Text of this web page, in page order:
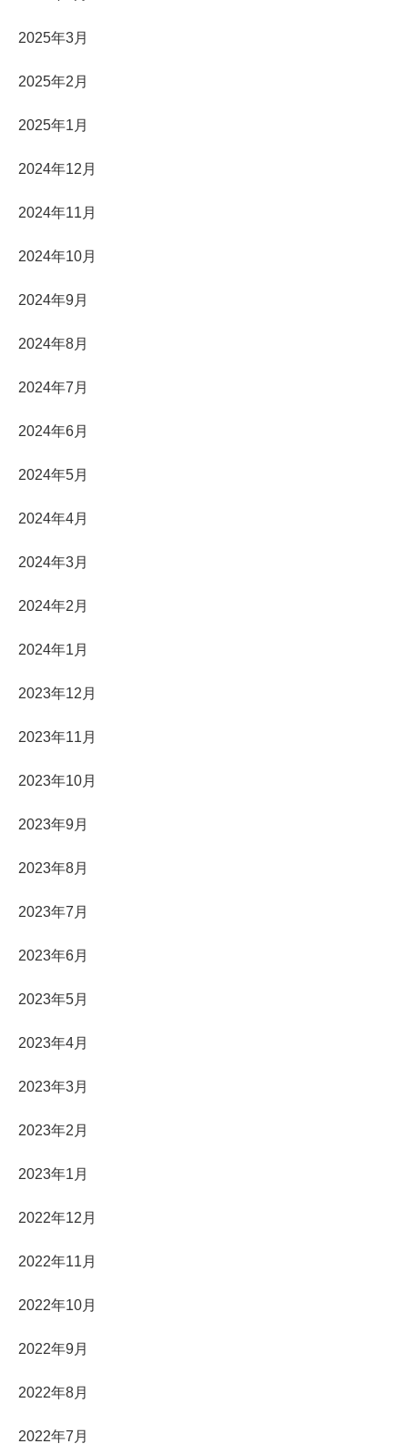
2025年3月
2025年2月
2025年1月
2024年12月
2024年11月
2024年10月
2024年9月
2024年8月
2024年7月
2024年6月
2024年5月
2024年4月
2024年3月
2024年2月
2024年1月
2023年12月
2023年11月
2023年10月
2023年9月
2023年8月
2023年7月
2023年6月
2023年5月
2023年4月
2023年3月
2023年2月
2023年1月
2022年12月
2022年11月
2022年10月
2022年9月
2022年8月
2022年7月